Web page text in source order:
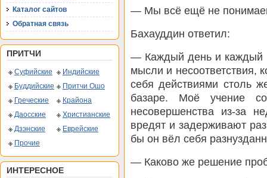
Каталог сайтов
Обратная связь
ПРИТЧИ
Суфийские
Индийские
Буддийские
Притчи Ошо
Греческие
Крайона
Даосские
Христианские
Дзэнские
Еврейские
Прочие
ИНТЕРЕСНОЕ
— Мы всё ещё не
Бахауддин ответил:
— Каждый день и каждый
мысли и несоответствия,
себя действиями столь
базаре. Моё учение
несовершенства из-за
вредят и задерживают
бы он вёл себя
— Каково же решение